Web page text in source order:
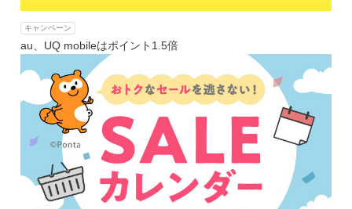
キャンペーン
au、UQ mobileはポイント1.5倍